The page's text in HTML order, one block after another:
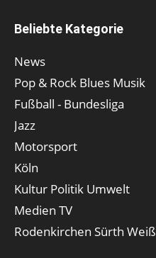
Beliebte Kategorie
News
Pop & Rock Blues Musik
Fußball - Bundesliga
Jazz
Motorsport
Köln
Kultur Politik Umwelt
Medien TV
Rodenkirchen Sürth Weiß